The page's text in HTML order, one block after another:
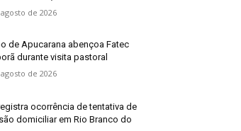
de 2026
de Apucarana abençoa Fatec
durante visita pastoral
de 2026
ocorrência de tentativa de
domiciliar em Rio Branco do